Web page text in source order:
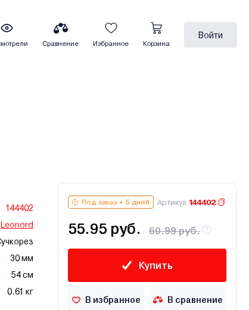
Сравнение Избранное Корзина
Войти
144402
Leonord
30 мм
54 см
0.61 кг
Под заказ 5 дней Артикул 144402
55.95 руб. 60.99 руб.
Купить
В избранное В сравнение